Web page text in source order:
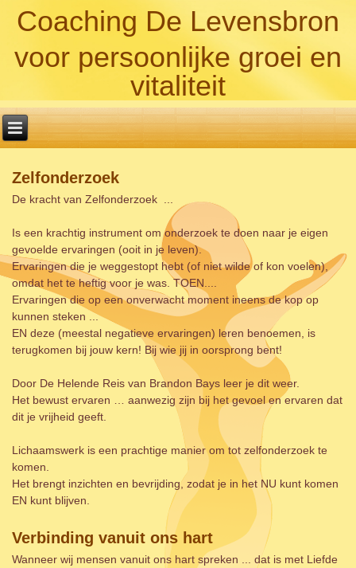
Coaching De Levensbron
voor persoonlijke groei en
vitaliteit
Zelfonderzoek
De kracht van Zelfonderzoek ...
Is een krachtig instrument om onderzoek te doen naar je eigen
gevoelde ervaringen (ooit in je leven).
Ervaringen die je weggestopt hebt (of niet wilde of kon voelen),
omdat het te heftig voor je was. TOEN....
Ervaringen die op een onverwacht moment ineens de kop op
kunnen steken ...
EN deze (meestal negatieve ervaringen) leren benoemen, is
terugkomen bij jouw kern! Bij wie jij in oorsprong bent!
Door De Helende Reis van Brandon Bays leer je dit weer.
Het bewust ervaren … aanwezig zijn bij het gevoel en ervaren dat
dit je vrijheid geeft.
Lichaamswerk is een prachtige manier om tot zelfonderzoek te
komen.
Het brengt inzichten en bevrijding, zodat je in het NU kunt komen
EN kunt blijven.
Verbinding vanuit ons hart
Wanneer wij mensen vanuit ons hart spreken ... dat is met Liefde